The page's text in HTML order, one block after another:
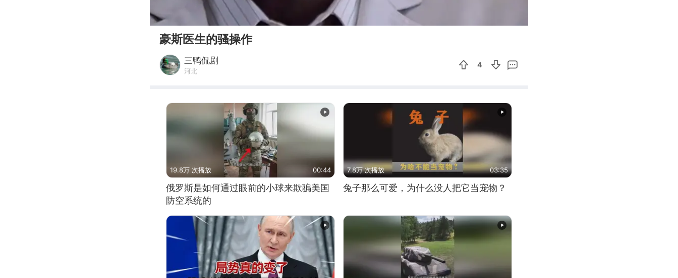
00:00
豪斯医生的骚操作
三鸭侃剧
河北
4
19.8万 次播放 00:44
俄罗斯是如何通过眼前的小球来欺骗美国
防空系统的
7.8万 次播放 03:35
兔子那么可爱，为什么没人把它当宠物？